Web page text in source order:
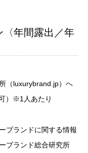
〈年間露出／年
（luxurybrand.jp）へ
）※1人あたり
ブランドに関する情報
ブランド総合研究所